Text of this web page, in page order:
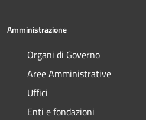
Amministrazione
Organi di Governo
Aree Amministrative
Uffici
Enti e fondazioni